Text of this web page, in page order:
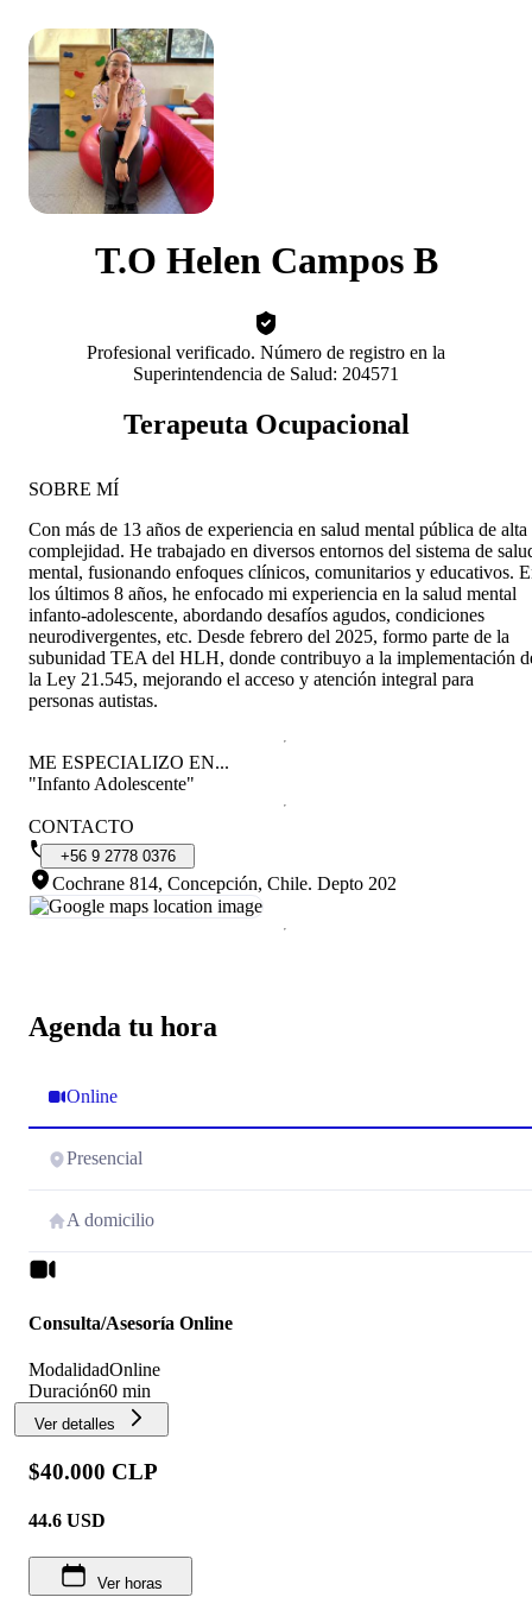
T.O Helen Campos B
Profesional verificado. Número de registro en la
Superintendencia de Salud: 204571
Terapeuta Ocupacional
Agenda tu hora
Online
Presencial
A domicilio
Consulta/Asesoría Online
ModalidadOnline
Duración60 min
Ver detalles
$40.000 CLP
44.6 USD
Ver horas
SOBRE MÍ
Con más de 13 años de experiencia en salud mental pública de alta
complejidad. He trabajado en diversos entornos del sistema de
mental, fusionando enfoques clínicos, comunitarios y educativos.
los últimos 8 años, he enfocado mi experiencia en la salud mental
infanto-adolescente, abordando desafíos agudos, condiciones
neurodivergentes, etc. Desde febrero del 2025, formo parte de la
subunidad TEA del HLH, donde contribuyo a la implementación
la Ley 21.545, mejorando el acceso y atención integral para
personas autistas.
ME ESPECIALIZO EN...
"Infanto Adolescente"
CONTACTO
+56 9 2778 0376
Cochrane 814, Concepción, Chile. Depto 202